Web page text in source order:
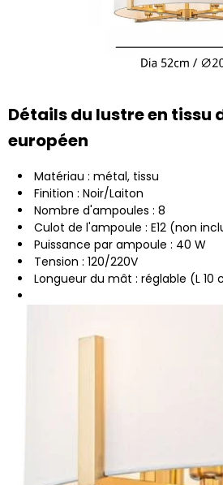
Détails du lustre en tissu
européen
Matériau : métal, tissu
Finition : Noir/Laiton
Nombre d'ampoules : 8
Culot de l'ampoule : E12 (non
Puissance par ampoule : 40 W
Tension : 120/220V
Longueur du mât : réglable (L 10